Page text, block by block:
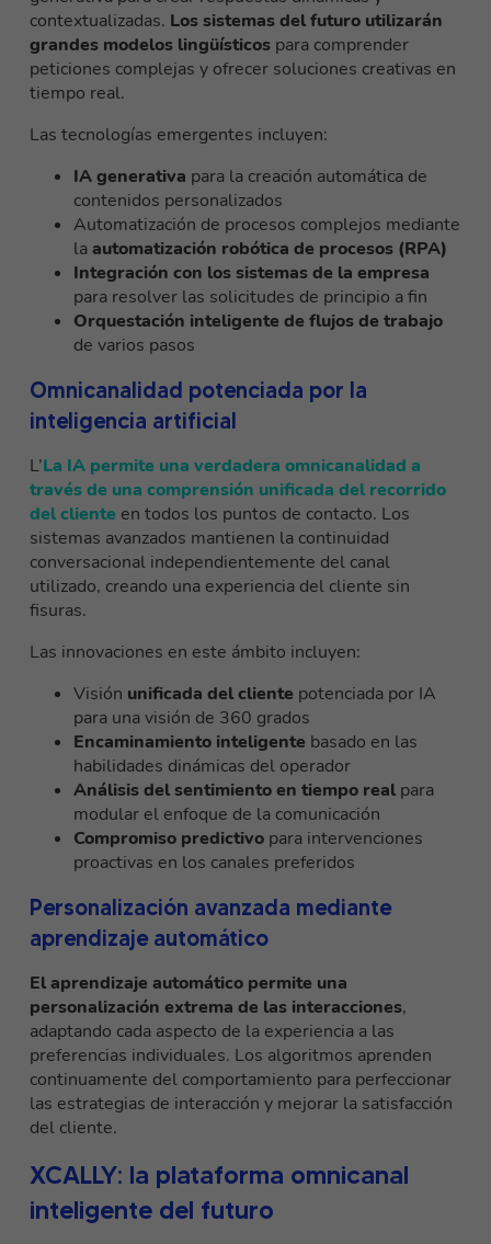
contextualizadas. Los sistemas del futuro utilizarán
grandes modelos lingüísticos para comprender
peticiones complejas y ofrecer soluciones creativas en
tiempo real.
Las tecnologías emergentes incluyen:
IA generativa para la creación automática de
contenidos personalizados
Automatización de procesos complejos mediante
laautomatización robótica de procesos (RPA)
Integración con los sistemas de la empresa
para resolver las solicitudes de principio a fin
Orquestación inteligente de flujos de trabajo
de varios pasos
Omnicanalidad potenciada por la
inteligencia artificial
L’La IA permite una verdadera omnicanalidad a
través de una comprensión unificada del recorrido
del cliente en todos los puntos de contacto. Los
sistemas avanzados mantienen la continuidad
conversacional independientemente del canal
utilizado, creando una experiencia del cliente sin
fisuras.
Las innovaciones en este ámbito incluyen:
Visión unificada del cliente potenciada por IA
para una visión de 360 grados
Encaminamiento inteligente basado en las
habilidades dinámicas del operador
Análisis del sentimiento en tiempo real para
modular el enfoque de la comunicación
Compromiso predictivo para intervenciones
proactivas en los canales preferidos
Personalización avanzada mediante
aprendizaje automático
El aprendizaje automático permite una
personalización extrema de las interacciones,
adaptando cada aspecto de la experiencia a las
preferencias individuales. Los algoritmos aprenden
continuamente del comportamiento para perfeccionar
las estrategias de interacción y mejorar la satisfacción
del cliente.
XCALLY: la plataforma omnicanal
inteligente del futuro